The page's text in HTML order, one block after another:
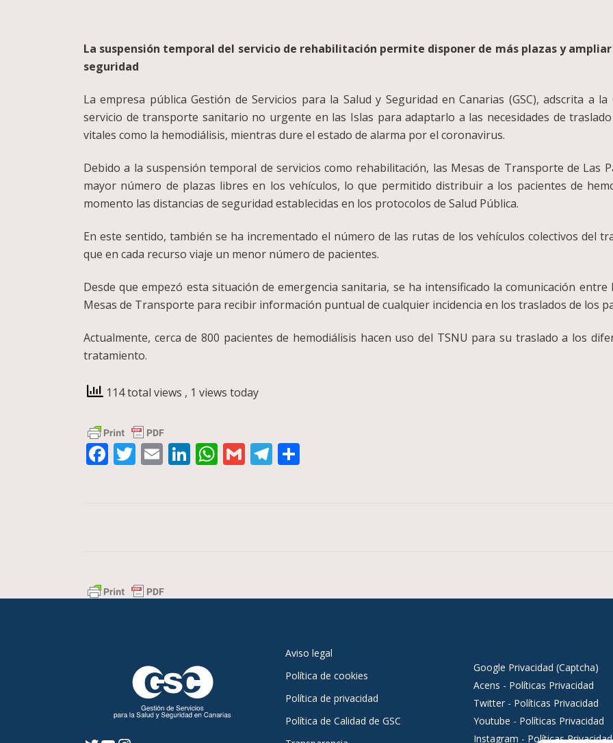
La suspensión temporal del servicio de rehabilitación permite disponer de más plazas y
seguridad
La empresa pública Gestión de Servicios para la Salud y Seguridad en Canarias (GSC), adscrita a
servicio de transporte sanitario no urgente en las Islas para adaptarlo a las necesidades de
vitales como la hemodiálisis, mientras dure el estado de alarma por el coronavirus.
Debido a la suspensión temporal de servicios como rehabilitación, las Mesas de Transporte de Las
mayor número de plazas libres en los vehículos, lo que permitido distribuir a los pacientes de
momento las distancias de seguridad establecidas en los protocolos de Salud Pública.
En este sentido, también se ha incrementado el número de las rutas de los vehículos colectivos del
que en cada recurso viaje un menor número de pacientes.
Desde que empezó esta situación de emergencia sanitaria, se ha intensificado la comunicación
Mesas de Transporte para recibir información puntual de cualquier incidencia en los traslados de los
Actualmente, cerca de 800 pacientes de hemodiálisis hacen uso del TSNU para su traslado a los
tratamiento.
114 total views , 1 views today
Facebook
Twitter
EmailLinkedIn
WhatsApp
GmailTelegram
Aviso legal
Política de cookies
Política de privacidad
Política de Calidad de GSC
Google Privacidad (Captcha)
Acens - Políticas Privacidad
Twitter - Políticas Privacidad
Youtube - Políticas Privacidad
Instagram - Políticas Privacidad